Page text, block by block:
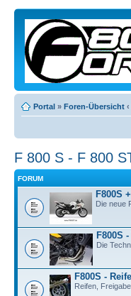
Portal » Foren-Übersicht ‹
F 800 S - F 800
FORUM
F800S
Die neue
F800S
Die
F800S -
Reifen,